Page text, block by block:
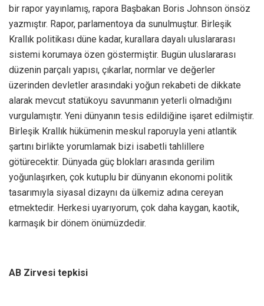
bir rapor yayınlamış, rapora Başbakan Boris Johnson önsöz
yazmıştır. Rapor, parlamentoya da sunulmuştur. Birleşik
Krallık politikası düne kadar, kurallara dayalı uluslararası
sistemi korumaya özen göstermiştir. Bugün uluslararası
düzenin parçalı yapısı, çıkarlar, normlar ve değerler
üzerinden devletler arasındaki yoğun rekabeti de dikkate
alarak mevcut statükoyu savunmanın yeterli olmadığını
vurgulamıştır. Yeni dünyanın tesis edildiğine işaret edilmiştir.
Birleşik Krallık hükümenin meskul raporuyla yeni atlantik
şartını birlikte yorumlamak bizi isabetli tahlillere
götürecektir. Dünyada güç blokları arasında gerilim
yoğunlaşırken, çok kutuplu bir dünyanın ekonomi politik
tasarımıyla siyasal dizaynı da ülkemiz adına cereyan
etmektedir. Herkesi uyarıyorum, çok daha kaygan, kaotik,
karmaşık bir dönem önümüzdedir.
AB Zirvesi tepkisi